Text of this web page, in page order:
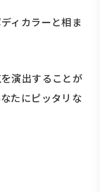
ィカラーと相ま
演出することが
たにピッタリな